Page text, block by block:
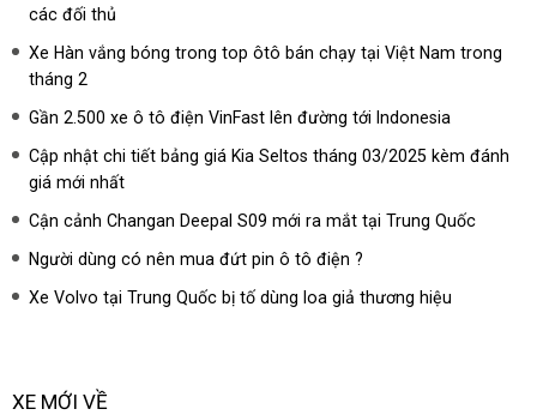
các đối thủ
Xe Hàn vắng bóng trong top ôtô bán chạy tại Việt Nam trong
tháng 2
Gần 2.500 xe ô tô điện VinFast lên đường tới Indonesia
Cập nhật chi tiết bảng giá Kia Seltos tháng 03/2025 kèm đánh
giá mới nhất
Cận cảnh Changan Deepal S09 mới ra mắt tại Trung Quốc
Người dùng có nên mua đứt pin ô tô điện ?
Xe Volvo tại Trung Quốc bị tố dùng loa giả thương hiệu
XE MỚI VỀ